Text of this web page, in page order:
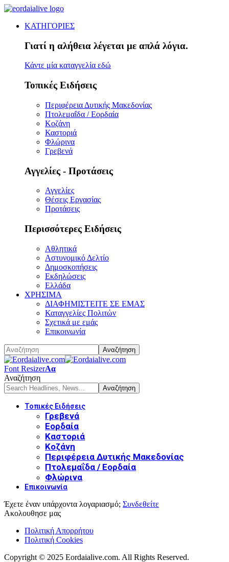
ΚΑΤΗΓΟΡΙΕΣ
Γιατί η αλήθεια λέγεται με απλά λόγια.
Κάντε μία καταγγελία εδώ
Τοπικές Ειδήσεις
Περιφέρεια Δυτικής Μακεδονίας
Πτολεμαΐδα / Εορδαία
Κοζάνη
Καστοριά
Φλώρινα
Γρεβενά
Αγγελίες - Προτάσεις
Αγγελίες
Θέσεις Εργασίας
Προτάσεις
Περισσότερες Ειδήσεις
Αθλητικά
Αστυνομικό Δελτίο
Δημοσκοπήσεις
Εκδηλώσεις
Ελλάδα
ΧΡΗΣΙΜΑ
ΔΙΑΦΗΜΙΣΤΕΙΤΕ ΣΕ ΕΜΑΣ
Καταγγελίες Πολιτών
Σχετικά με εμάς
Επικοινωνία
Font ResizerΑα
Αναζήτηση
Τοπικές Ειδήσεις
Γρεβενά
Εορδαία
Καστοριά
Κοζάνη
Περιφέρεια Δυτικής Μακεδονίας
Πτολεμαΐδα / Εορδαία
Φλώρινα
Επικοινωνία
Έχετε έναν υπάρχοντα λογαριασμό; Συνδεθείτε
Ακολουθησε μας
Πολιτική Απορρήτου
Πολιτική Cookies
Copyright © 2025 Eordaialive.com. All Rights Reserved.